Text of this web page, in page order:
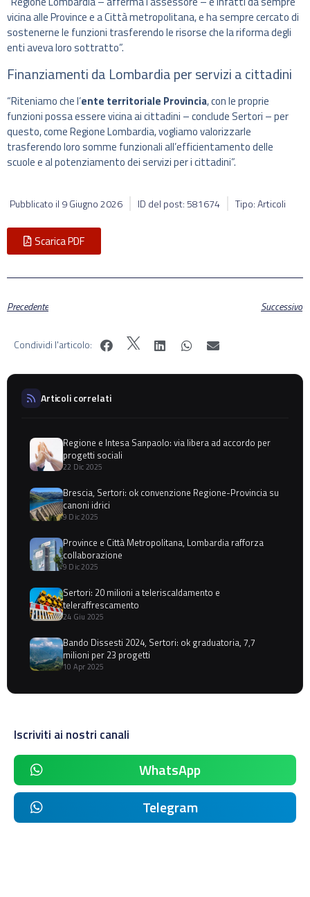
vicina alle Province e a Città metropolitana, e ha sempre cercato di
sostenerne le funzioni trasferendo le risorse che la riforma degli
enti aveva loro sottratto”.
Finanziamenti da Lombardia per servizi a cittadini
“Riteniamo che l’ente territoriale Provincia, con le proprie
funzioni possa essere vicina ai cittadini – conclude Sertori – per
questo, come Regione Lombardia, vogliamo valorizzarle
trasferendo loro somme funzionali all’efficientamento delle
scuole e al potenziamento dei servizi per i cittadini”.
Pubblicato il 9 Giugno 2026 ID del post: 581674 Tipo: Articoli
Scarica PDF
Precedente Successivo
Condividi l'articolo:
Articoli correlati
Regione e Intesa Sanpaolo: via libera ad accordo per
progetti sociali
22 Dic 2025
Brescia, Sertori: ok convenzione Regione-Provincia su
canoni idrici
9 Dic 2025
Province e Città Metropolitana, Lombardia rafforza
collaborazione
9 Dic 2025
Sertori: 20 milioni a teleriscaldamento e
teleraffrescamento
24 Giu 2025
Bando Dissesti 2024, Sertori: ok graduatoria, 7,7
milioni per 23 progetti
10 Apr 2025
Iscriviti ai nostri canali
WhatsApp
Telegram